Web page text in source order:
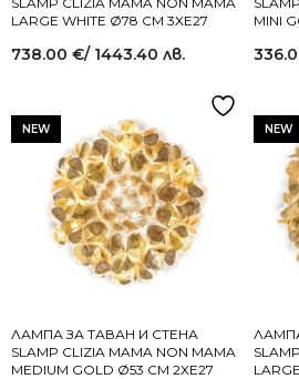
LARGE WHITE Ø78 СМ 3XE27
738.00 €/ 1443.40 лв.
MINI
NEW
ЛАМПА ЗА ТАВАН И СТЕНА
SLAMP CLIZIA MAMA NON MAMA
MEDIUM GOLD Ø53 СМ 2XE27
NEW